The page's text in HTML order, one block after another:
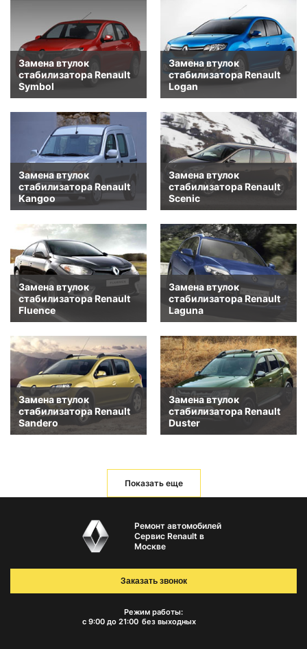
Замена втулок
стабилизатора Renault
Symbol
Замена втулок
стабилизатора Renault
Logan
Замена втулок
стабилизатора Renault
Kangoo
Замена втулок
стабилизатора Renault
Scenic
Замена втулок
стабилизатора Renault
Fluence
Замена втулок
стабилизатора Renault
Laguna
Замена втулок
стабилизатора Renault
Sandero
Замена втулок
стабилизатора Renault
Duster
Показать еще
Ремонт автомобилей
Сервис Renault в
Москве
Режим работы:
с 9:00 до 21:00 без выходных
Заказать звонок